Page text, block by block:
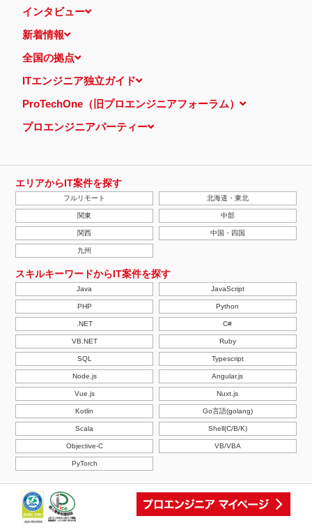
インタビュー
新着情報
全国の拠点
ITエンジニア独立ガイド
ProTechOne（旧プロエンジニアフォーラム）
プロエンジニアパーティー
エリアからIT案件を探す
フルリモート 北海道・東北
関東 中部
関西 中国・四国
九州
スキルキーワードからIT案件を探す
Java JavaScript
PHP Python
.NET C#
VB.NET Ruby
SQL Typescript
Node.js Angular.js
Vue.js Nuxt.js
Kotlin Go言語(golang)
Scala Shell(C/B/K)
Objective-C VB/VBA
PyTorch